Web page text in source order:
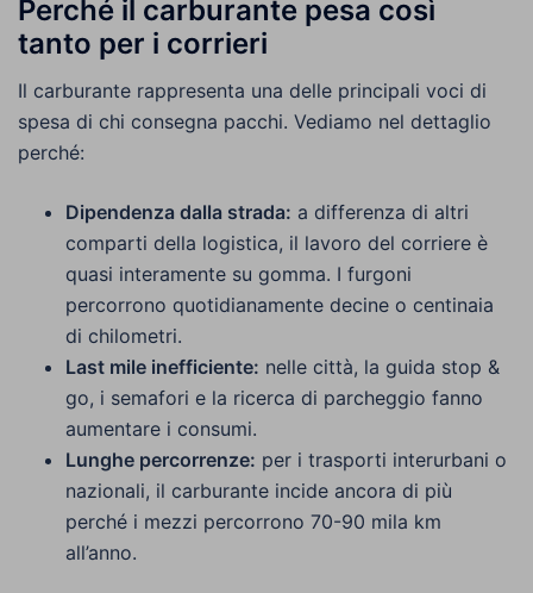
Perché il carburante pesa così
tanto per i corrieri
Il carburante rappresenta una delle principali voci di
spesa di chi consegna pacchi. Vediamo nel dettaglio
perché:
Dipendenza dalla strada: a differenza di altri
comparti della logistica, il lavoro del corriere è
quasi interamente su gomma. I furgoni
percorrono quotidianamente decine o centinaia
di chilometri.
Last mile inefficiente: nelle città, la guida stop &
go, i semafori e la ricerca di parcheggio fanno
aumentare i consumi.
Lunghe percorrenze: per i trasporti interurbani o
nazionali, il carburante incide ancora di più
perché i mezzi percorrono 70-90 mila km
all’anno.